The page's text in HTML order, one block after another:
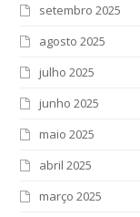
setembro 2025
agosto 2025
julho 2025
junho 2025
maio 2025
abril 2025
março 2025